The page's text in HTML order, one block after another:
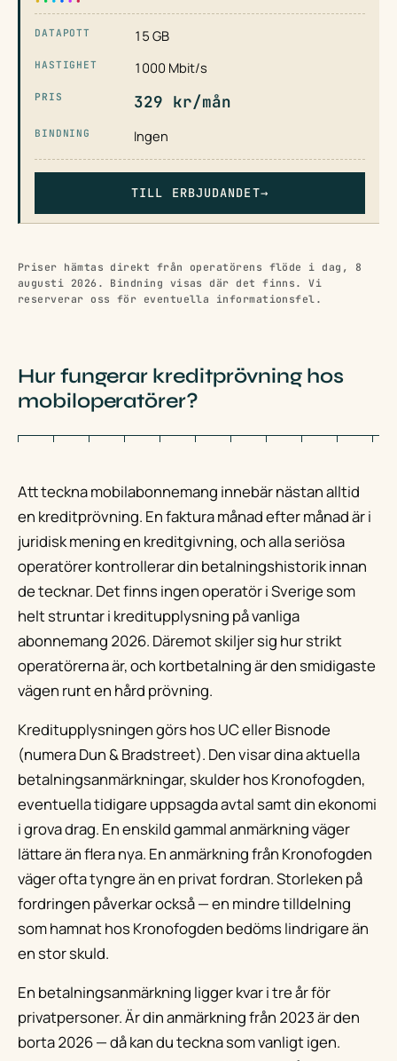
15 GB
1000 Mbit/s
329 kr/mån
Ingen
TILL ERBJUDANDET→
Priser hämtas direkt från operatörens flöde i dag, 8
augusti 2026. Bindning visas där det finns. Vi
reserverar oss för eventuella informationsfel.
Hur fungerar kreditprövning hos
mobiloperatörer?
Att teckna mobilabonnemang innebär nästan alltid
en kreditprövning. En faktura månad efter månad är i
juridisk mening en kreditgivning, och alla seriösa
operatörer kontrollerar din betalningshistorik innan
de tecknar. Det finns ingen operatör i Sverige som
helt struntar i kreditupplysning på vanliga
abonnemang 2026. Däremot skiljer sig hur strikt
operatörerna är, och kortbetalning är den smidigaste
vägen runt en hård prövning.
Kreditupplysningen görs hos UC eller Bisnode
(numera Dun & Bradstreet). Den visar dina aktuella
betalningsanmärkningar, skulder hos Kronofogden,
eventuella tidigare uppsagda avtal samt din ekonomi
i grova drag. En enskild gammal anmärkning väger
lättare än flera nya. En anmärkning från Kronofogden
väger ofta tyngre än en privat fordran. Storleken på
fordringen påverkar också — en mindre tilldelning
som hamnat hos Kronofogden bedöms lindrigare än
en stor skuld.
En betalningsanmärkning ligger kvar i tre år för
privatpersoner. Är din anmärkning från 2023 är den
borta 2026 — då kan du teckna som vanligt igen.